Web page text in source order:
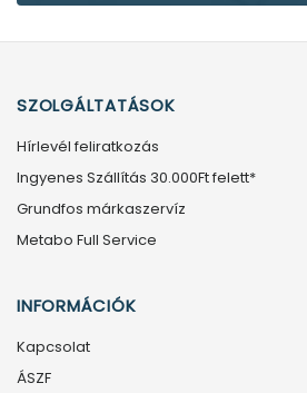
SZOLGÁLTATÁSOK
Hírlevél feliratkozás
Ingyenes Szállítás 30.000Ft felett*
Grundfos márkaszervíz
Metabo Full Service
INFORMÁCIÓK
Kapcsolat
ÁSZF